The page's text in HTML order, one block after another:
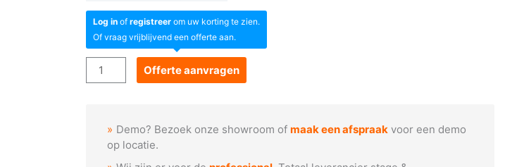
Log in ofregistreer om uw korting te zien.
Of vraag vrijblijvend een offerte aan.
Goboservice
-
zonlicht
(F1151)
Offerte aanvragen
Demo? Bezoek onze showroom ofmaak een afspraak voor een demo
op locatie.